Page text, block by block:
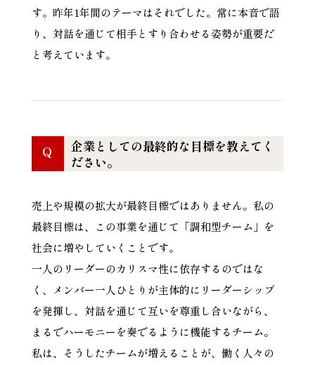
す。昨年1年間のテーマはそれでした。常に本音で語
り、対話を通じて相手とすり合わせる姿勢が重要だ
と考えています。
Q
企業としての最終的な目標を教えてく
ださい。
売上や規模の拡大が最終目標ではありません。私の
最終目標は、この事業を通じて「調和型チーム」を
社会に増やしていくことです。
一人のリーダーのカリスマ性に依存するのではな
く、メンバー一人ひとりが主体的にリーダーシップ
を発揮し、対話を通じて互いを尊重し合いながら、
まるでハーモニーを奏でるように機能するチーム。
私は、そうしたチームが増えることが、働く人々の